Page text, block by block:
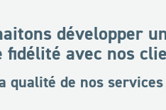
développer
fidélité avec nos
qualité de nos